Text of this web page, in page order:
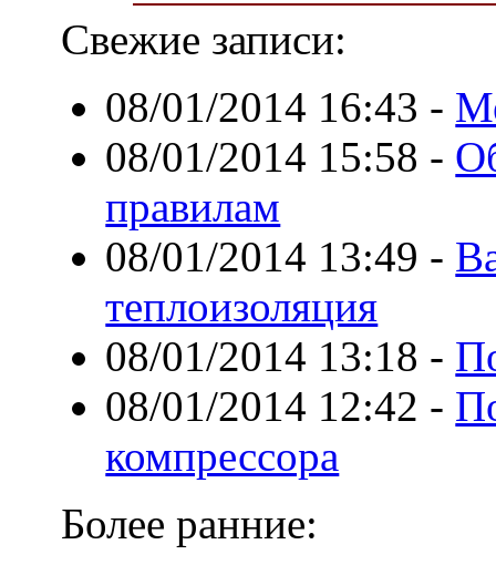
Свежие записи:
08/01/2014 16:43 -
08/01/2014 15:58 -
правилам
08/01/2014 13:49 -
теплоизоляция
08/01/2014 13:18 -
08/01/2014 12:42 -
компрессора
Более ранние: